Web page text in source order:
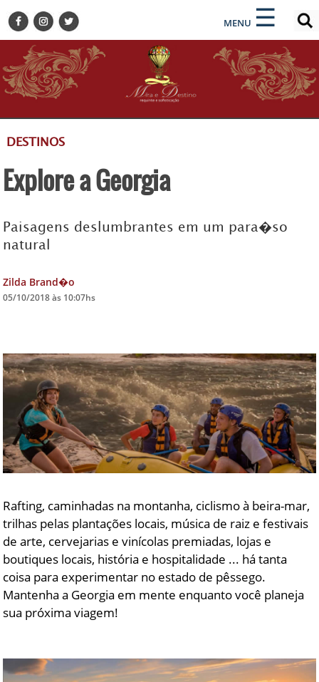
MENU ☰
×
BELEZA
BUSINESS E NEGÓCIOS
CULTURA
DESTINOS
GASTRONOMIA
HOTELARIA
MODA
QUEM SOMOS
TV ZILDA BRANDÃO
ÚLTIMAS NOTÍCIAS
FALE CONOSCO
×
ENCONTRE SUA NOTÍCIA
DESTINOS
Explore a Georgia
Paisagens deslumbrantes em um para�so
natural
Zilda Brand�o
05/10/2018 às 10:07hs
Rafting, caminhadas na montanha, ciclismo à beira-mar,
trilhas pelas plantações locais, música de raiz e festivais
de arte, cervejarias e vinícolas premiadas, lojas e
boutiques locais, história e hospitalidade ... há tanta
coisa para experimentar no estado de pêssego.
Mantenha a Georgia em mente enquanto você planeja
sua próxima viagem!